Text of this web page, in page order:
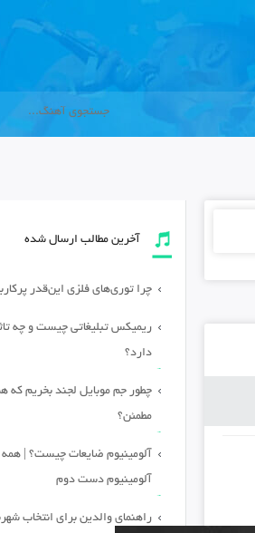
آخرین مطالب ارسال شده
چرا توری‌های فلزی این‌قدر
ریمیکس تبلیغاتی چیست و چه
دارد؟
چطور جم موبایل لجند بخریم که
مطمئن؟
آلومینیوم ضایعات چیست؟ | همه
آلومینیوم دست دوم
راهنمای والدین برای انتخاب